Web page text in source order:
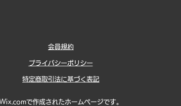
会員規約
プライバシーポリシー
特定商取引法に基づく表記
で作成されたホームページです。